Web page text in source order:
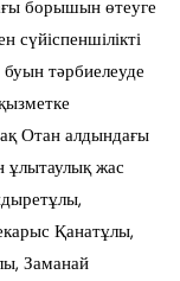
борышын өтеуге
тәрбиелеуде
Отан алдындағы
ұлытаулық жас
Қанатұлы,
Заманай